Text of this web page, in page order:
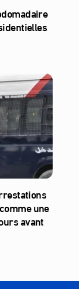
une
avant